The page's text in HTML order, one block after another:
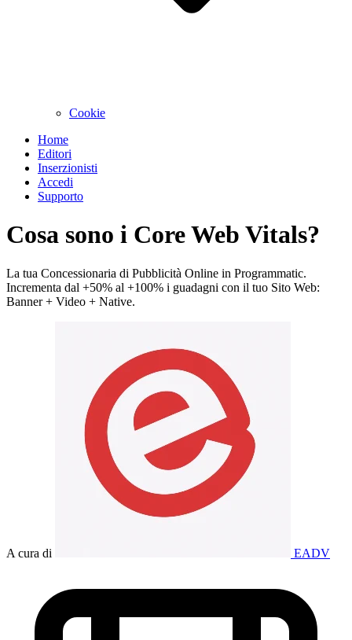
Cookie
Home
Editori
Inserzionisti
Accedi
Supporto
Cosa sono i Core Web Vitals?
La tua Concessionaria di Pubblicità Online in Programmatic.
Incrementa dal +50% al +100% i guadagni con il tuo Sito Web:
Banner + Video + Native.
A cura di EADV